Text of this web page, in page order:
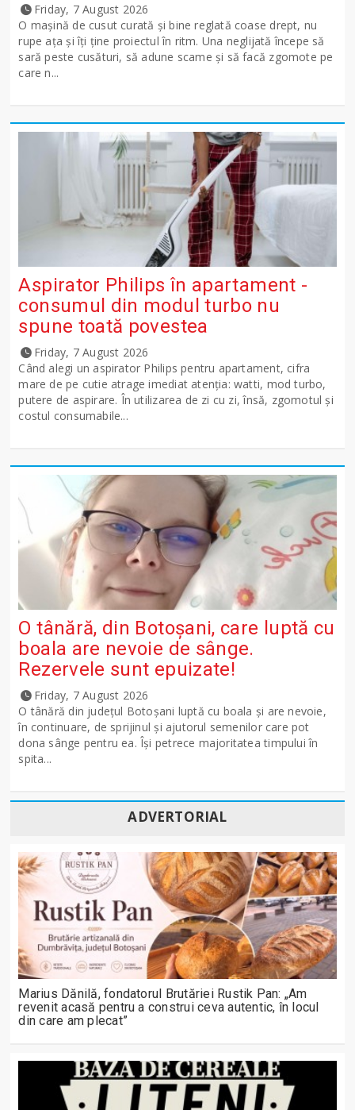
Friday, 7 August 2026
O mașină de cusut curată și bine reglată coase drept, nu
rupe ața și îți ține proiectul în ritm. Una neglijată începe să
sară peste cusături, să adune scame și să facă zgomote pe
care n...
Aspirator Philips în apartament -
consumul din modul turbo nu
spune toată povestea
Friday, 7 August 2026
Când alegi un aspirator Philips pentru apartament, cifra
mare de pe cutie atrage imediat atenția: watti, mod turbo,
putere de aspirare. În utilizarea de zi cu zi, însă, zgomotul și
costul consumabile...
O tânără, din Botoșani, care luptă cu
boala are nevoie de sânge.
Rezervele sunt epuizate!
Friday, 7 August 2026
O tânără din județul Botoșani luptă cu boala și are nevoie,
în continuare, de sprijinul și ajutorul semenilor care pot
dona sânge pentru ea. Își petrece majoritatea timpului în
spita...
ADVERTORIAL
Marius Dănilă, fondatorul Brutăriei Rustik Pan: „Am
revenit acasă pentru a construi ceva autentic, în locul
din care am plecat”